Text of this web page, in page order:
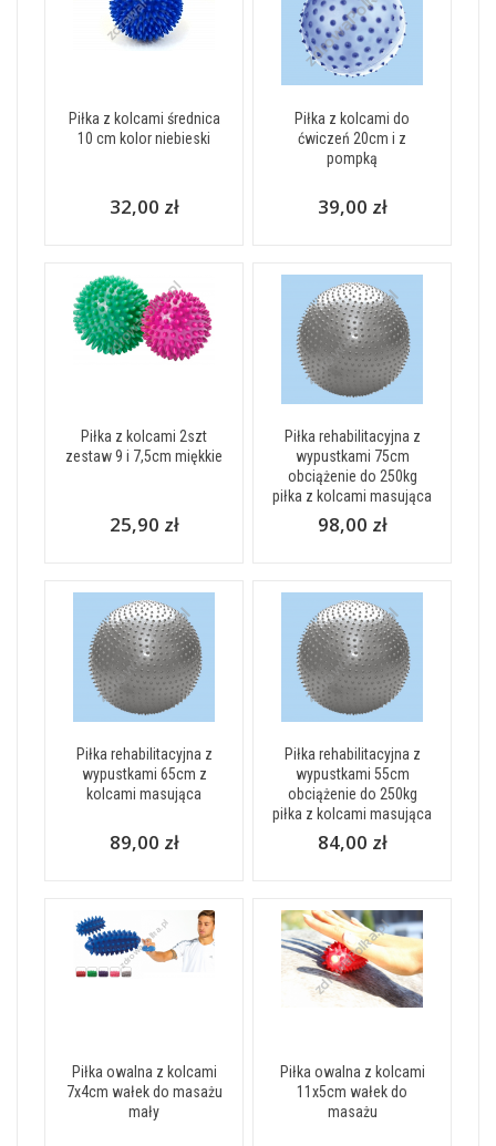
Piłka z kolcami średnica
10 cm kolor niebieski
32,00 zł
Piłka z kolcami do
ćwiczeń 20cm i z
pompką
39,00 zł
Piłka z kolcami 2szt
zestaw 9 i 7,5cm miękkie
25,90 zł
Piłka rehabilitacyjna z
wypustkami 75cm
obciążenie do 250kg
piłka z kolcami masująca
98,00 zł
Piłka rehabilitacyjna z
wypustkami 65cm z
kolcami masująca
89,00 zł
Piłka rehabilitacyjna z
wypustkami 55cm
obciążenie do 250kg
piłka z kolcami masująca
84,00 zł
Piłka owalna z kolcami
7x4cm wałek do masażu
mały
Piłka owalna z kolcami
11x5cm wałek do
masażu